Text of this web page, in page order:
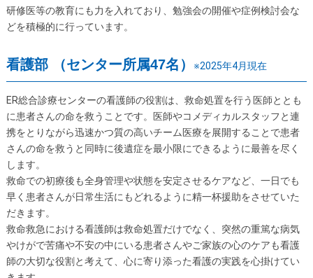
研修医等の教育にも力を入れており、勉強会の開催や症例検討会な
どを積極的に行っています。
看護部 （センター所属47名） ※2025年4月現在
ER総合診療センターの看護師の役割は、救命処置を行う医師ととも
に患者さんの命を救うことです。医師やコメディカルスタッフと連
携をとりながら迅速かつ質の高いチーム医療を展開することで患者
さんの命を救うと同時に後遺症を最小限にできるように最善を尽く
します。
救命での初療後も全身管理や状態を安定させるケアなど、一日でも
早く患者さんが日常生活にもどれるように精一杯援助をさせていた
だきます。
救命救急における看護師は救命処置だけでなく、突然の重篤な病気
やけがで苦痛や不安の中にいる患者さんやご家族の心のケアも看護
師の大切な役割と考えて、心に寄り添った看護の実践を心掛けてい